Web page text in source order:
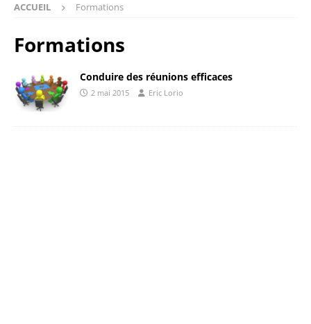
ACCUEIL Formations
Formations
Conduire des réunions efficaces
2 mai 2015 Eric Lorio